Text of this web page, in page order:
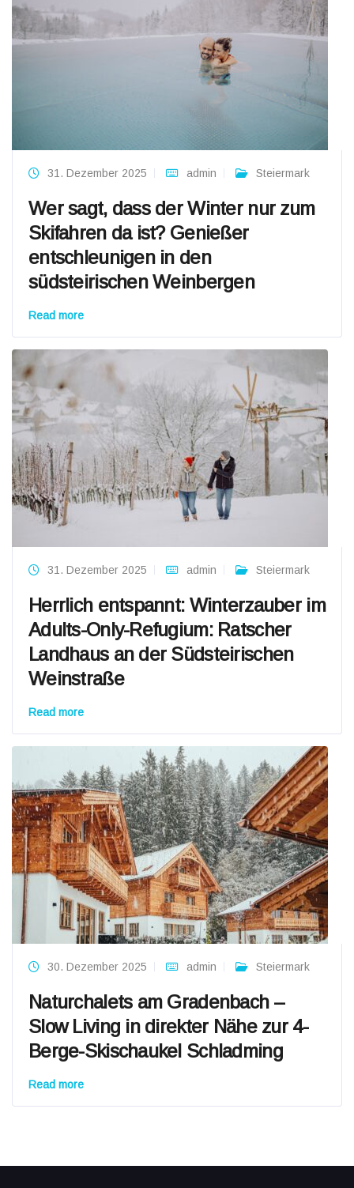
31. Dezember 2025 admin Steiermark
Wer sagt, dass der Winter nur zum
Skifahren da ist? Genießer
entschleunigen in den
südsteirischen Weinbergen
Read more
31. Dezember 2025 admin Steiermark
Herrlich entspannt: Winterzauber im
Adults-Only-Refugium: Ratscher
Landhaus an der Südsteirischen
Weinstraße
Read more
30. Dezember 2025 admin Steiermark
Naturchalets am Gradenbach –
Slow Living in direkter Nähe zur 4-
Berge-Skischaukel Schladming
Read more